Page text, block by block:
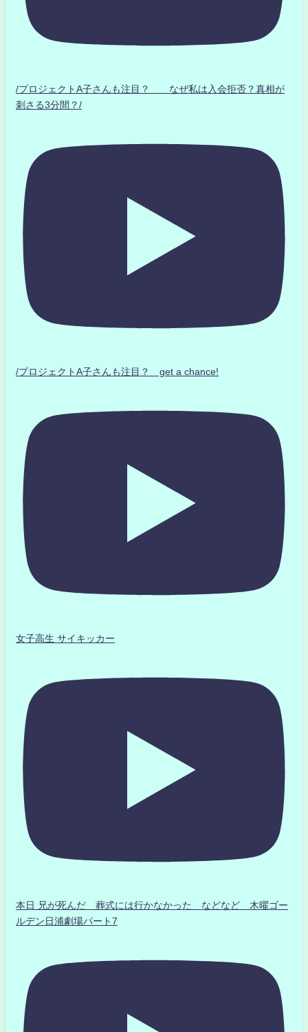
/プロジェクトA子さんも注目？ なぜ私は入会拒否？真相が
刺さる3分間？/
/プロジェクトA子さんも注目？ get a chance!
女子高生 サイキッカー
本日 兄が死んだ 葬式には行かなかった などなど 木曜ゴー
ルデン日浦劇場パート7